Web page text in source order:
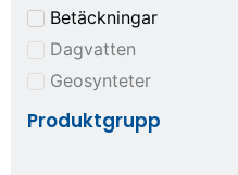
Betäckningar
Dagvatten
Geosynteter
Produktgrupp